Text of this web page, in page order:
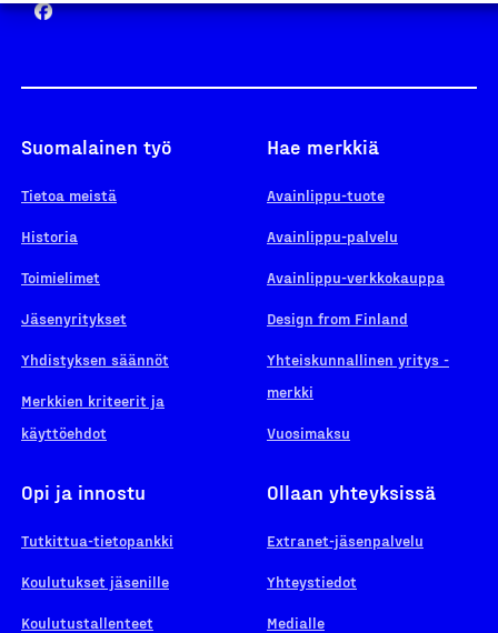
Suomalainen työ
Tietoa meistä
Historia
Toimielimet
Jäsenyritykset
Yhdistyksen säännöt
Merkkien kriteerit ja
käyttöehdot
Hae merkkiä
Avainlippu-tuote
Avainlippu-palvelu
Avainlippu-verkkokauppa
Design from Finland
Yhteiskunnallinen yritys -
merkki
Vuosimaksu
Opi ja innostu
Tutkittua-tietopankki
Koulutukset jäsenille
Koulutustallenteet
Ollaan yhteyksissä
Extranet-jäsenpalvelu
Yhteystiedot
Medialle